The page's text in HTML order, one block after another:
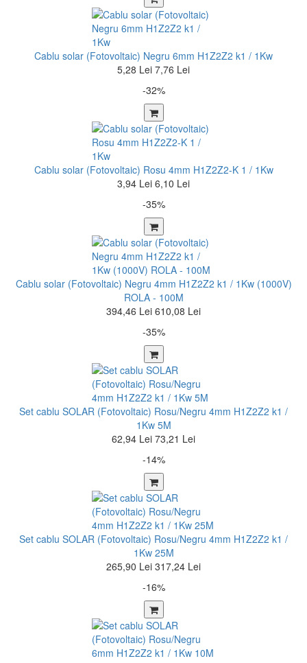
Cablu solar (Fotovoltaic) Negru 6mm H1Z2Z2 k1 / 1Kw
5,28 Lei 7,76 Lei
-32%
Cablu solar (Fotovoltaic) Rosu 4mm H1Z2Z2-K 1 / 1Kw
3,94 Lei 6,10 Lei
-35%
Cablu solar (Fotovoltaic) Negru 4mm H1Z2Z2 k1 / 1Kw (1000V)
ROLA - 100M
394,46 Lei 610,08 Lei
-35%
Set cablu SOLAR (Fotovoltaic) Rosu/Negru 4mm H1Z2Z2 k1 /
1Kw 5M
62,94 Lei 73,21 Lei
-14%
Set cablu SOLAR (Fotovoltaic) Rosu/Negru 4mm H1Z2Z2 k1 /
1Kw 25M
265,90 Lei 317,24 Lei
-16%